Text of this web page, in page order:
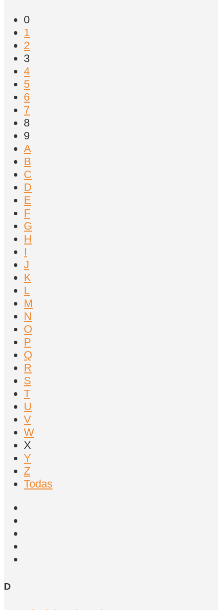
0
1
2
3
4
5
6
7
8
9
A
B
C
D
E
F
G
H
I
J
K
L
M
N
O
P
Q
R
S
T
U
V
W
X
Y
Z
Todas
D